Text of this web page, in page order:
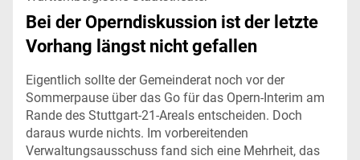
Bei der Operndiskussion ist der letzte
Vorhang längst nicht gefallen
Eigentlich sollte der Gemeinderat noch vor der
Sommerpause über das Go für das Opern-Interim am
Rande des Stuttgart-21-Areals entscheiden. Doch
daraus wurde nichts. Im vorbereitenden
Verwaltungsausschuss fand sich eine Mehrheit, das